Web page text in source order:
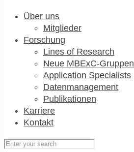
Über uns
Mitglieder
Forschung
Lines of Research
Neue MBExC-Gruppen
Application Specialists
Datenmanagement
Publikationen
Karriere
Kontakt